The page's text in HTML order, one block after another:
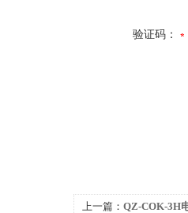
验证码：
上一篇： QZ-COK-3H